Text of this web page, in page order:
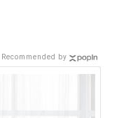
Recommended by